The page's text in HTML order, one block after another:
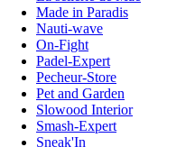
Made in Paradis
Nauti-wave
On-Fight
Padel-Expert
Pecheur-Store
Pet and Garden
Slowood Interior
Smash-Expert
Sneak'In